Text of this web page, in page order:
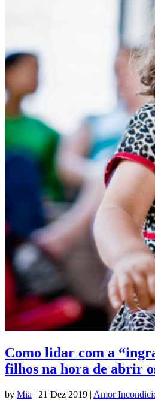
Como lidar com a
filhos na hora de abrir
by Mia | 21 Dez 2019 | Amor